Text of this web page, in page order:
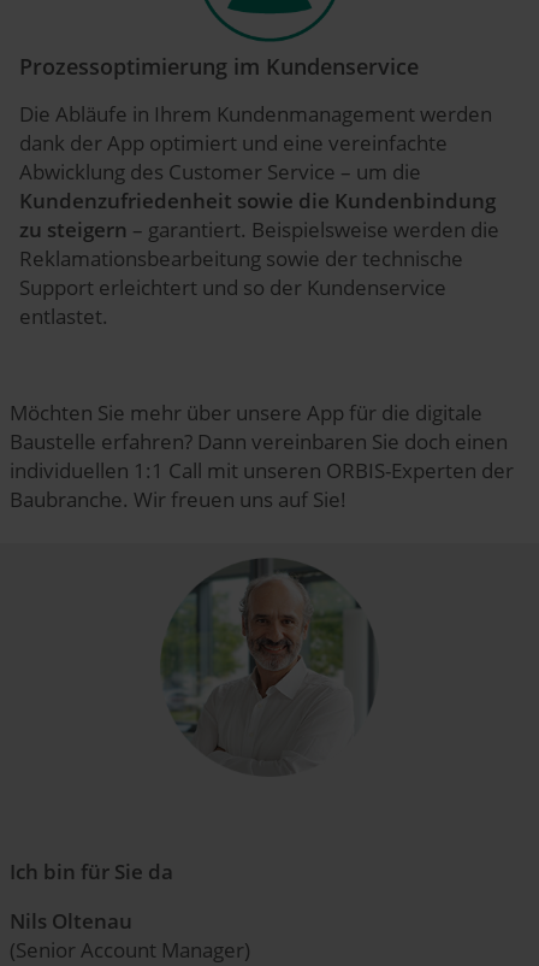
Prozessoptimierung im Kundenservice
Die Abläufe in Ihrem Kundenmanagement werden
dank der App optimiert und eine vereinfachte
Abwicklung des Customer Service – um die
Kundenzufriedenheit sowie die Kundenbindung
zu steigern – garantiert. Beispielsweise werden die
Reklamationsbearbeitung sowie der technische
Support erleichtert und so der Kundenservice
entlastet.
Möchten Sie mehr über unsere App für die digitale
Baustelle erfahren? Dann vereinbaren Sie doch einen
individuellen 1:1 Call mit unseren ORBIS-Experten der
Baubranche. Wir freuen uns auf Sie!
Ich bin für Sie da
Nils Oltenau
(Senior Account Manager)